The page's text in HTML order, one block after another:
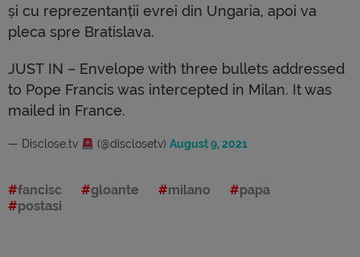
și cu reprezentanții evrei din Ungaria, apoi va
pleca spre Bratislava.
JUST IN – Envelope with three bullets addressed
to Pope Francis was intercepted in Milan. It was
mailed in France.
— Disclose.tv (@disclosetv) August 9, 2021
fancisc gloante milano
papa
postasi